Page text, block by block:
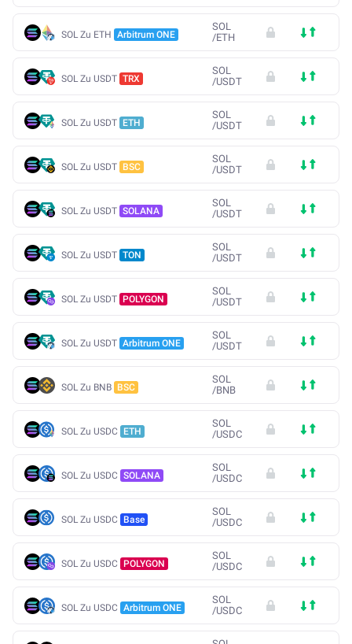
SOL Zu ETH Arbitrum ONE
SOL
/ETH
SOL Zu USDT TRX
SOL
/USDT
SOL Zu USDT ETH
SOL
/USDT
SOL Zu USDT BSC
SOL
/USDT
SOL Zu USDT SOLANA
SOL
/USDT
SOL Zu USDT TON
SOL
/USDT
SOL Zu USDT POLYGON
SOL
/USDT
SOL Zu USDT Arbitrum ONE
SOL
/USDT
SOL Zu BNB BSC
SOL
/BNB
SOL Zu USDC ETH
SOL
/USDC
SOL Zu USDC SOLANA
SOL
/USDC
SOL Zu USDC Base
SOL
/USDC
SOL Zu USDC POLYGON
SOL
/USDC
SOL Zu USDC Arbitrum ONE
SOL
/USDC